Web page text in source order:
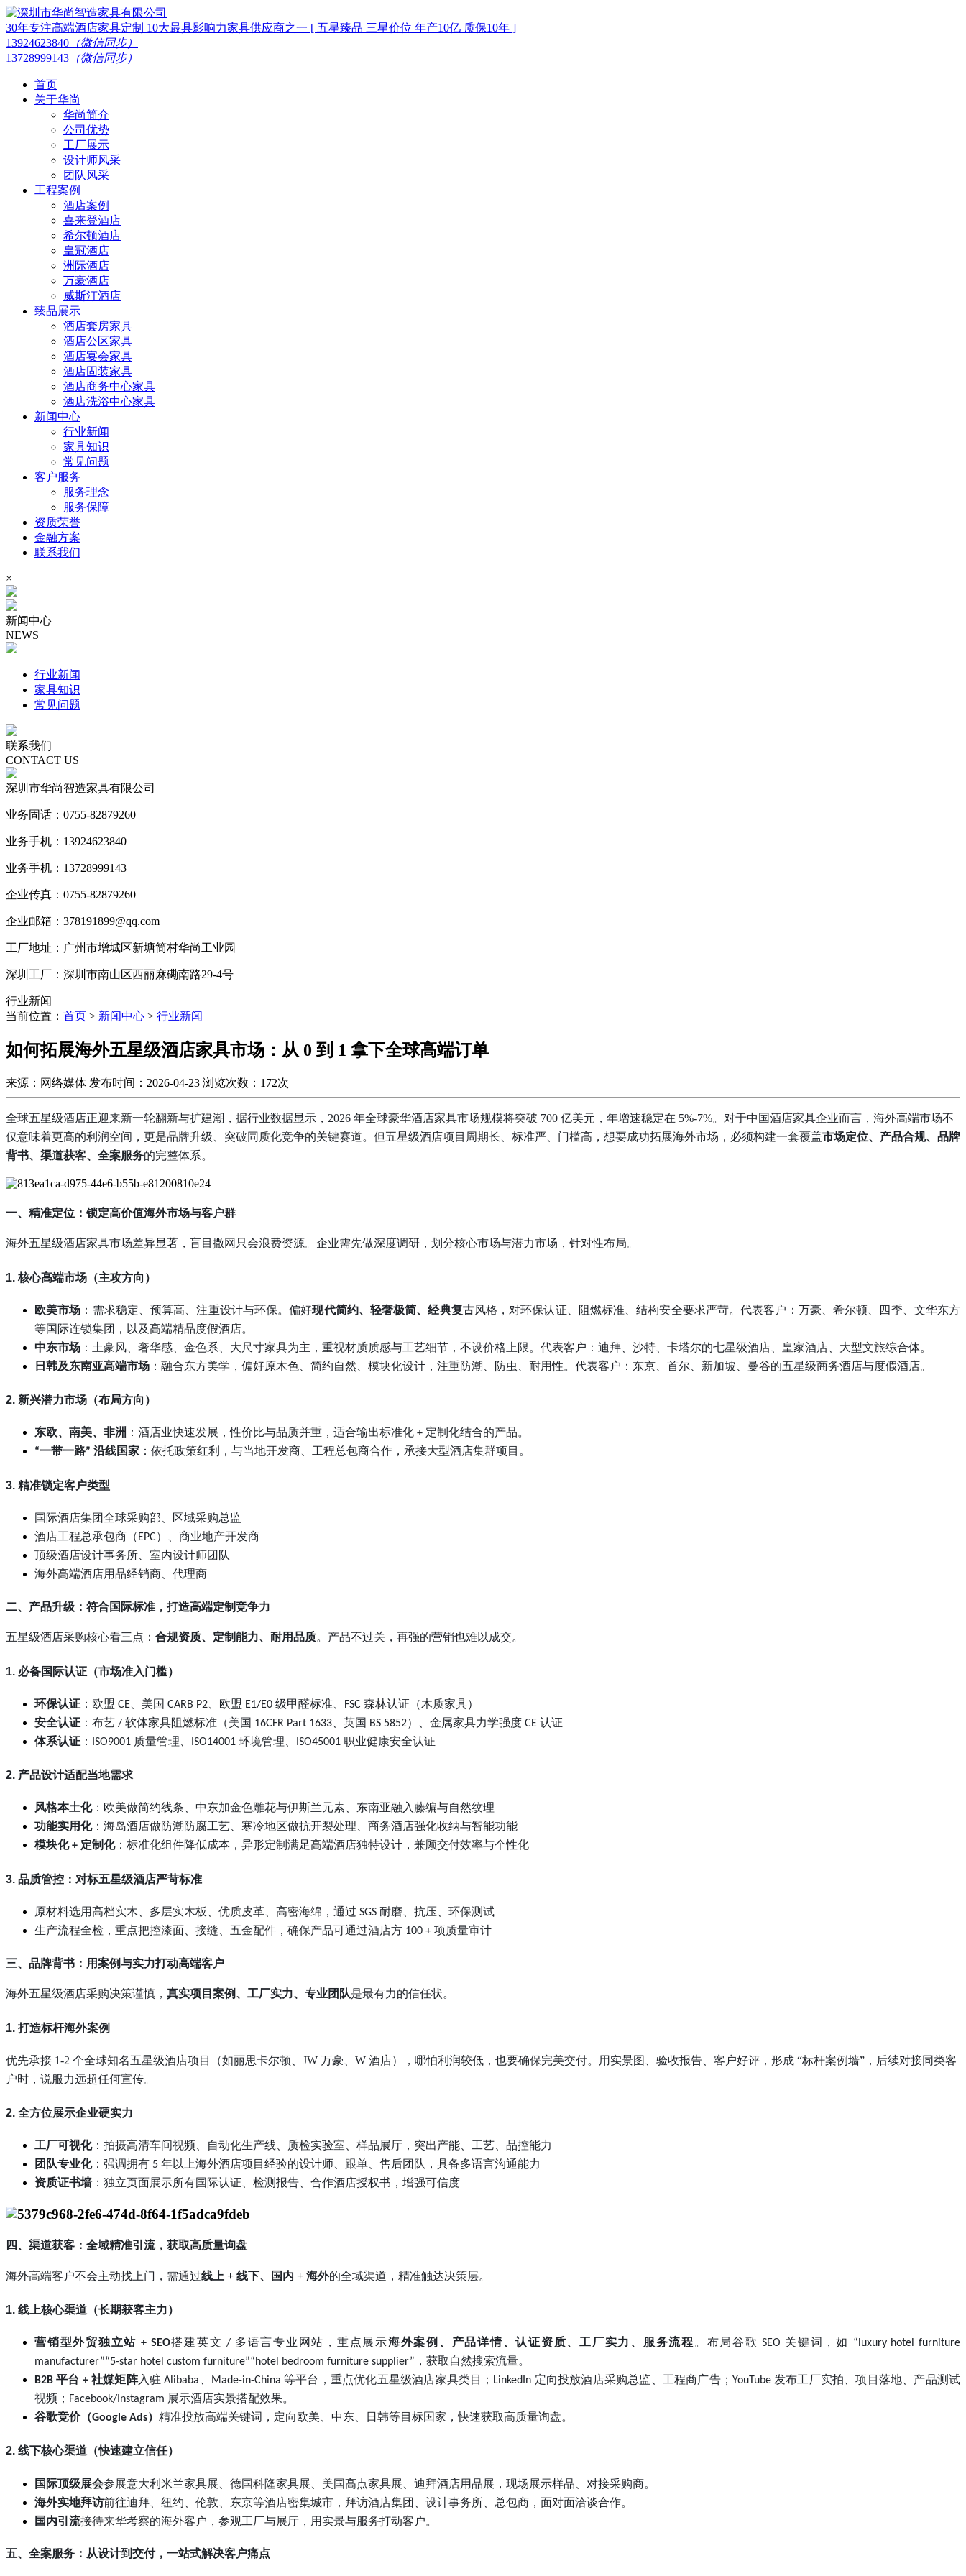
30年专注高端酒店家具定制 10大最具影响力家具供应商之一 [ 五星臻品 三星价位 年产10亿 质保10年 ]
13924623840 （微信同步）
13728999143 （微信同步）
首页
关于华尚
华尚简介
公司优势
工厂展示
设计师风采
团队风采
工程案例
酒店案例
喜来登酒店
希尔顿酒店
皇冠酒店
洲际酒店
万豪酒店
威斯汀酒店
臻品展示
酒店套房家具
酒店公区家具
酒店宴会家具
酒店固装家具
酒店商务中心家具
酒店洗浴中心家具
新闻中心
行业新闻
家具知识
常见问题
客户服务
服务理念
服务保障
资质荣誉
金融方案
联系我们
×
新闻中心
NEWS
行业新闻
家具知识
常见问题
联系我们
CONTACT US
深圳市华尚智造家具有限公司
业务固话：0755-82879260
业务手机：13924623840
业务手机：13728999143
企业传真：0755-82879260
企业邮箱：378191899@qq.com
工厂地址：广州市增城区新塘简村华尚工业园
深圳工厂：深圳市南山区西丽麻磡南路29-4号
行业新闻
当前位置： 首页 > 新闻中心 > 行业新闻
如何拓展海外五星级酒店家具市场：从 0 到 1 拿下全球高端订单
来源：网络媒体 发布时间：2026-04-23 浏览次数：172次
全球五星级酒店正迎来新一轮翻新与扩建潮，据行业数据显示， 2026 年全球豪华酒店家具市场规模将突破 700 亿美元，年增速稳定在 5%-7%。对于中国酒店家具企业而言，海外高端市场不
仅意味着更高的利润空间，更是品牌升级、突破同质化竞争的关键赛道。但五星级酒店项目周期长、标准严、门槛高，想要成功拓展海外市场，必须构建一套覆盖市场定位、产品合规、品牌
背书、渠道获客、全案服务的完整体系。
一、精准定位：锁定高价值海外市场与客户群
海外五星级酒店家具市场差异显著，盲目撒网只会浪费资源。企业需先做深度调研，划分核心市场与潜力市场，针对性布局。
1. 核心高端市场（主攻方向）
欧美市场 ：需求稳定、预算高、注重设计与环保。偏好现代简约、轻奢极简、经典复古风格，对环保认证、阻燃标准、结构安全要求严苛。代表客户：万豪、希尔顿、四季、文华东方
等国际连锁集团，以及高端精品度假酒店。
中东市场 ：土豪风、奢华感、金色系、大尺寸家具为主，重视材质质感与工艺细节，不设价格上限。代表客户：迪拜、沙特、卡塔尔的七星级酒店、皇家酒店、大型文旅综合体。
日韩及东南亚高端市场 ：融合东方美学，偏好原木色、简约自然、模块化设计，注重防潮、防虫、耐用性。代表客户：东京、首尔、新加坡、曼谷的五星级商务酒店与度假酒店。
2. 新兴潜力市场（布局方向）
东欧、南美、非洲 ：酒店业快速发展，性价比与品质并重，适合输出标准化 + 定制化结合的产品。
“一带一路” 沿线国家 ：依托政策红利，与当地开发商、工程总包商合作，承接大型酒店集群项目。
3. 精准锁定客户类型
国际酒店集团全球采购部、区域采购总监
酒店工程总承包商（ EPC）、商业地产开发商
顶级酒店设计事务所、室内设计师团队
海外高端酒店用品经销商、代理商
二、产品升级：符合国际标准，打造高端定制竞争力
五星级酒店采购核心看三点： 合规资质、定制能力、耐用品质。产品不过关，再强的营销也难以成交。
1. 必备国际认证（市场准入门槛）
环保认证 ：欧盟 CE 、美国 CARB P2 、欧盟 E1/E0 级甲醛标准、 FSC 森林认证（木质家具）
安全认证 ：布艺 / 软体家具阻燃标准（美国 16CFR Part 1633 、英国 BS 5852）、金属家具力学强度 CE 认证
体系认证 ： ISO9001 质量管理、 ISO14001 环境管理、 ISO45001 职业健康安全认证
2. 产品设计适配当地需求
风格本土化：欧美做简约线条、中东加金色雕花与伊斯兰元素、东南亚融入藤编与自然纹理
功能实用化：海岛酒店做防潮防腐工艺、寒冷地区做抗开裂处理、商务酒店强化收纳与智能功能
模块化+ 定制化：标准化组件降低成本，异形定制满足高端酒店独特设计，兼顾交付效率与个性化
3. 品质管控：对标五星级酒店严苛标准
原材料选用高档实木、多层实木板、优质皮革、高密海绵，通过 SGS 耐磨、抗压、环保测试
生产流程全检，重点把控漆面、接缝、五金配件，确保产品可通过酒店方 100 + 项质量审计
三、品牌背书：用案例与实力打动高端客户
海外五星级酒店采购决策谨慎， 真实项目案例、工厂实力、专业团队是最有力的信任状。
1. 打造标杆海外案例
优先承接 1-2 个全球知名五星级酒店项目（如丽思卡尔顿、JW 万豪、W 酒店），哪怕利润较低，也要确保完美交付。用实景图、验收报告、客户好评，形成 “标杆案例墙”，后续对接同类客
户时，说服力远超任何宣传。
2. 全方位展示企业硬实力
工厂可视化：拍摄高清车间视频、自动化生产线、质检实验室、样品展厅，突出产能、工艺、品控能力
团队专业化：强调拥有 5 年以上海外酒店项目经验的设计师、跟单、售后团队，具备多语言沟通能力
资质证书墙：独立页面展示所有国际认证、检测报告、合作酒店授权书，增强可信度
四、渠道获客：全域精准引流，获取高质量询盘
海外高端客户不会主动找上门，需通过线上 + 线下、国内 + 海外的全域渠道，精准触达决策层。
1. 线上核心渠道（长期获客主力）
营销型外贸独立站 + SEO搭建英文 / 多语言专业网站，重点展示海外案例、产品详情、认证资质、工厂实力、服务流程 。布局谷歌 SEO 关键词，如
“luxury hotel furniture
manufacturer”“5-star hotel custom furniture”“hotel bedroom furniture supplier” ，获取自然搜索流量。
B2B平台 +社媒矩阵入驻 Alibaba Made-in-China等平台，重点优化五星级酒店家具类目； LinkedIn 定向投放酒店采购总监、工程商广告； YouTube发布工厂实拍、项目落地、产品测试
视频； Facebook/Instagram 展示酒店实景搭配效果。
谷歌竞价（Google Ads） 精准投放高端关键词，定向欧美、中东、日韩等目标国家，快速获取高质量询盘。
2. 线下核心渠道（快速建立信任）
国际顶级展会参展意大利米兰家具展、德国科隆家具展、美国高点家具展、迪拜酒店用品展，现场展示样品、对接采购商。
海外实地拜访前往迪拜、纽约、伦敦、东京等酒店密集城市，拜访酒店集团、设计事务所、总包商，面对面洽谈合作。
国内引流接待来华考察的海外客户，参观工厂与展厅，用实景与服务打动客户。
五、全案服务：从设计到交付，一站式解决客户痛点